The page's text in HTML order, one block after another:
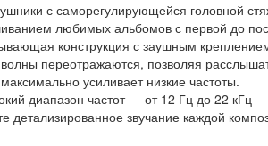
с саморегулирующейся головной
любимых альбомов с первой до
конструкция с заушным
волны переотражаются, позволяя
усиливает низкие частоты.
диапазон частот — от 12 Гц до 22 кГц —
звучание каждой